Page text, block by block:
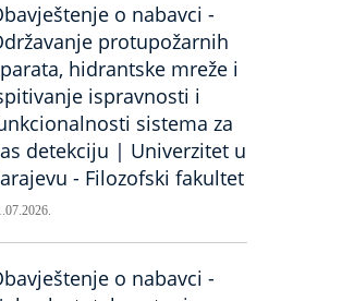
o nabavci -
protupožarnih
hidrantske mreže i
ispravnosti i
sistema za
detekciju | Univerzitet u
- Filozofski fakultet
o nabavci -